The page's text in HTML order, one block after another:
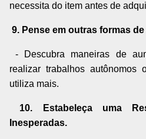
necessita do item antes de
9. Pense em outras formas
- Descubra maneiras de
realizar trabalhos
utiliza mais.
10. Estabeleça uma
Inesperadas.